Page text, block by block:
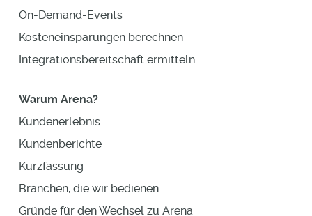
On-Demand-Events
Kosteneinsparungen berechnen
Integrationsbereitschaft ermitteln
Warum Arena?
Kundenerlebnis
Kundenberichte
Kurzfassung
Branchen, die wir bedienen
Gründe für den Wechsel zu Arena